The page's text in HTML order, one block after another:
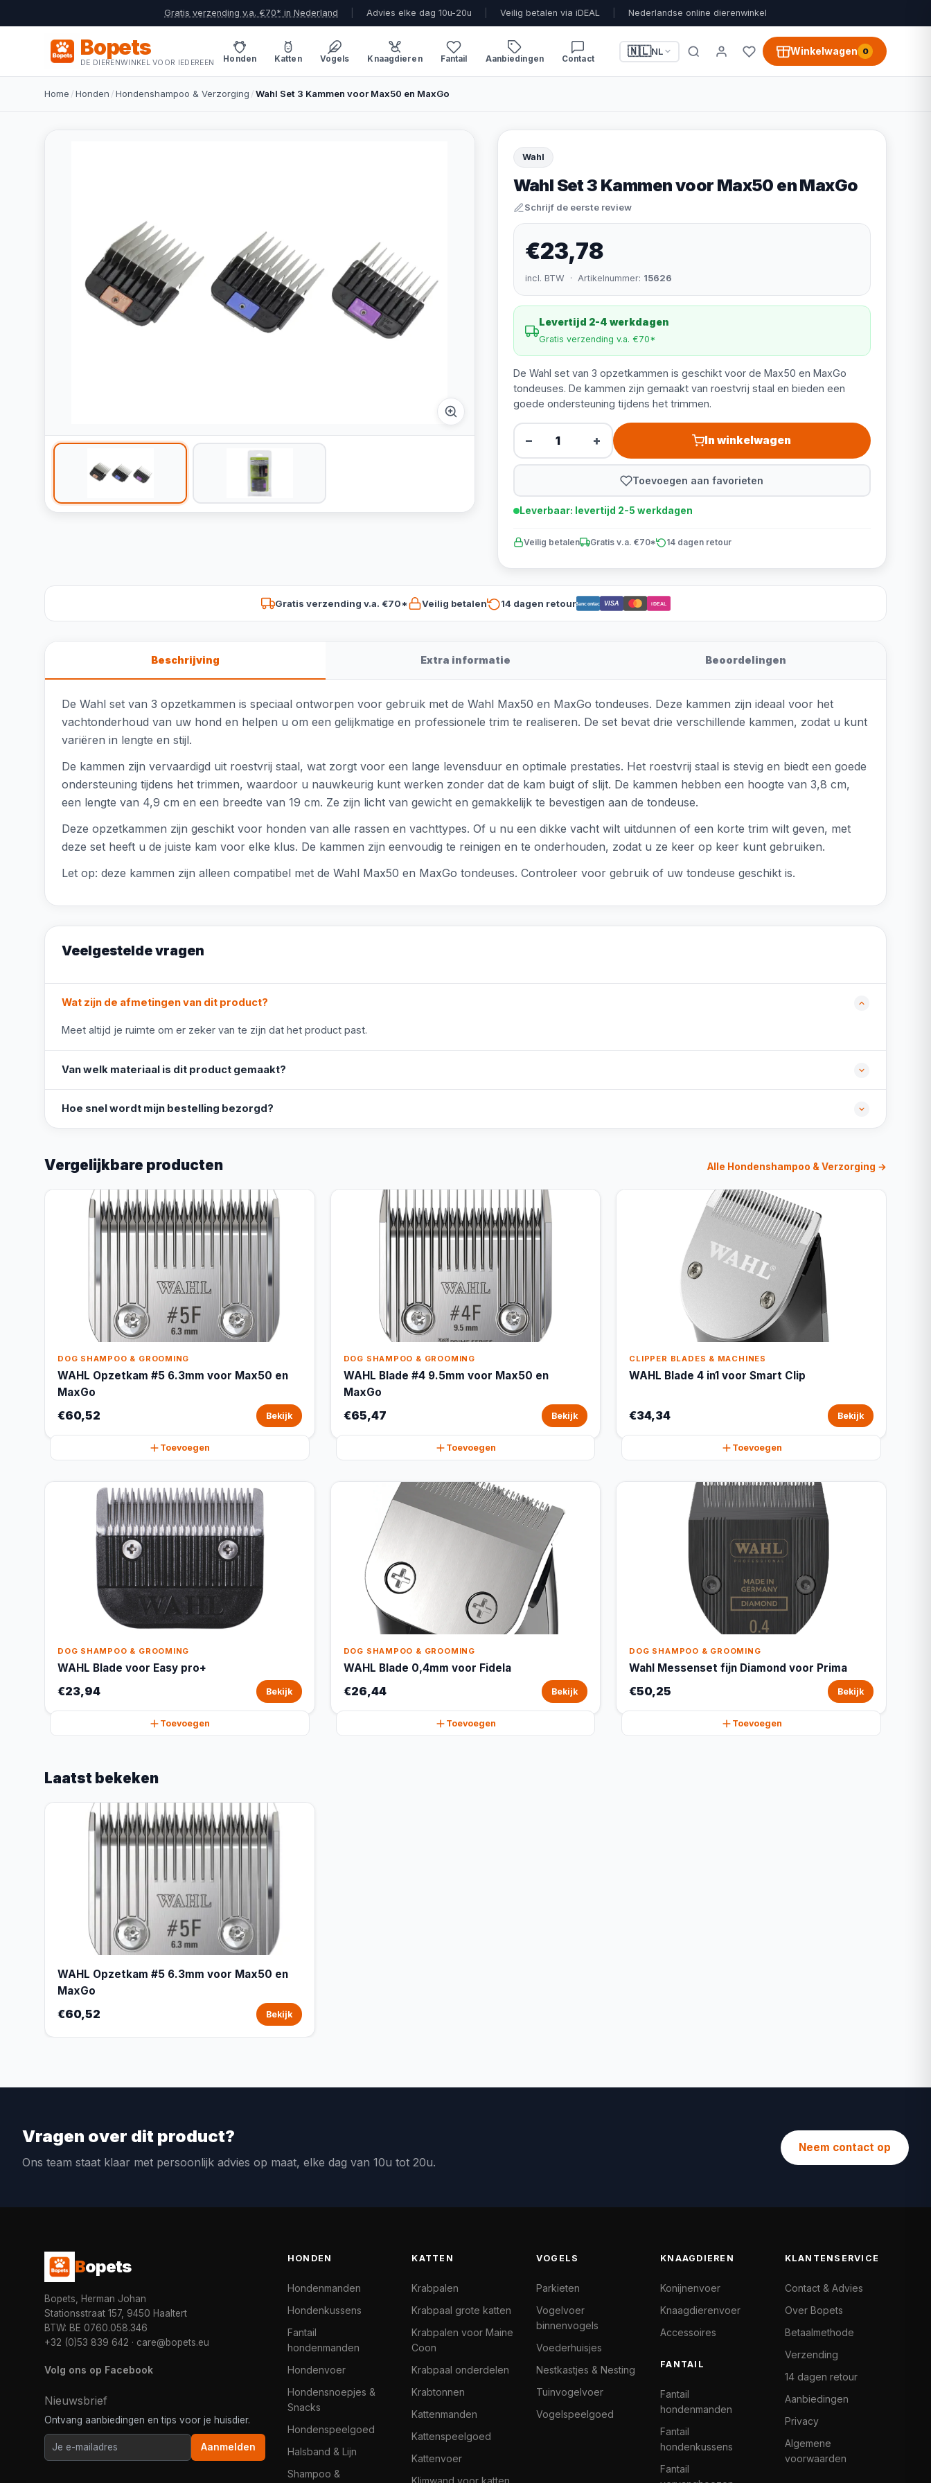
Gratis verzending v.a. €70* in Nederland Advies elke dag 10u-20u Veilig betalen via iDEAL Nederlandse online dierenwinkel
Bopets
DE DIERENWINKEL VOOR IEDEREEN Honden Katten Vogels Knaagdieren Fantail Aanbiedingen Contact
🇳🇱NL Winkelwagen 0
Home /Honden /Hondenshampoo & Verzorging /Wahl Set 3 Kammen voor Max50 en MaxGo
Wahl
Wahl Set 3 Kammen voor Max50 en MaxGo
Schrijf de eerste review
€23,78
incl. BTW · Artikelnummer: 15626
Levertijd 2-4 werkdagen
Gratis verzending v.a. €70*
De Wahl set van 3 opzetkammen is geschikt voor de Max50 en MaxGo
tondeuses. De kammen zijn gemaakt van roestvrij staal en bieden een
goede ondersteuning tijdens het trimmen.
− + In winkelwagen
Toevoegen aan favorieten
Leverbaar: levertijd 2-5 werkdagen
Veilig betalen Gratis v.a. €70* 14 dagen retour
Gratis verzending v.a. €70* Veilig betalen 14 dagen retourBancontact VISA iDEAL
Beschrijving Extra informatie Beoordelingen
De Wahl set van 3 opzetkammen is speciaal ontworpen voor gebruik met de Wahl Max50 en MaxGo tondeuses. Deze kammen zijn ideaal voor het
vachtonderhoud van uw hond en helpen u om een gelijkmatige en professionele trim te realiseren. De set bevat drie verschillende kammen, zodat u kunt
variëren in lengte en stijl.
De kammen zijn vervaardigd uit roestvrij staal, wat zorgt voor een lange levensduur en optimale prestaties. Het roestvrij staal is stevig en biedt een goede
ondersteuning tijdens het trimmen, waardoor u nauwkeurig kunt werken zonder dat de kam buigt of slijt. De kammen hebben een hoogte van 3,8 cm,
een lengte van 4,9 cm en een breedte van 19 cm. Ze zijn licht van gewicht en gemakkelijk te bevestigen aan de tondeuse.
Deze opzetkammen zijn geschikt voor honden van alle rassen en vachttypes. Of u nu een dikke vacht wilt uitdunnen of een korte trim wilt geven, met
deze set heeft u de juiste kam voor elke klus. De kammen zijn eenvoudig te reinigen en te onderhouden, zodat u ze keer op keer kunt gebruiken.
Let op: deze kammen zijn alleen compatibel met de Wahl Max50 en MaxGo tondeuses. Controleer voor gebruik of uw tondeuse geschikt is.
Veelgestelde vragen
Wat zijn de afmetingen van dit product?
Meet altijd je ruimte om er zeker van te zijn dat het product past.
Van welk materiaal is dit product gemaakt?
Hoe snel wordt mijn bestelling bezorgd?
Vergelijkbare producten Alle Hondenshampoo & Verzorging →
DOG SHAMPOO & GROOMING
WAHL Opzetkam #5 6.3mm voor Max50 en
MaxGo
€60,52 Bekijk
Toevoegen
DOG SHAMPOO & GROOMING
WAHL Blade #4 9.5mm voor Max50 en
MaxGo
€65,47 Bekijk
Toevoegen
CLIPPER BLADES & MACHINES
WAHL Blade 4 in1 voor Smart Clip
€34,34 Bekijk
Toevoegen
DOG SHAMPOO & GROOMING
WAHL Blade voor Easy pro+
€23,94 Bekijk
Toevoegen
DOG SHAMPOO & GROOMING
WAHL Blade 0,4mm voor Fidela
€26,44 Bekijk
Toevoegen
DOG SHAMPOO & GROOMING
Wahl Messenset fijn Diamond voor Prima
€50,25 Bekijk
Toevoegen
Laatst bekeken
WAHL Opzetkam #5 6.3mm voor Max50 en
MaxGo
€60,52 Bekijk
Vragen over dit product?
Ons team staat klaar met persoonlijk advies op maat, elke dag van 10u tot 20u.
Neem contact op
Bopets
Bopets, Herman Johan
Stationsstraat 157, 9450 Haaltert
BTW: BE 0760.058.346
+32 (0)53 839 642 · care@bopets.eu
Volg ons op Facebook
Nieuwsbrief
Ontvang aanbiedingen en tips voor je huisdier.
Aanmelden
HONDEN
Hondenmanden
Hondenkussens
Fantail
hondenmanden
Hondenvoer
Hondensnoepjes &
Snacks
Hondenspeelgoed
Halsband & Lijn
Shampoo &
KATTEN
Krabpalen
Krabpaal grote katten
Krabpalen voor Maine
Coon
Krabpaal onderdelen
Krabtonnen
Kattenmanden
Kattenspeelgoed
Kattenvoer
Klimwand voor katten
VOGELS
Parkieten
Vogelvoer
binnenvogels
Voederhuisjes
Nestkastjes & Nesting
Tuinvogelvoer
Vogelspeelgoed
KNAAGDIEREN
Konijnenvoer
Knaagdierenvoer
Accessoires
FANTAIL
Fantail
hondenmanden
Fantail
hondenkussens
Fantail
KLANTENSERVICE
Contact & Advies
Over Bopets
Betaalmethode
Verzending
14 dagen retour
Aanbiedingen
Privacy
Algemene
voorwaarden